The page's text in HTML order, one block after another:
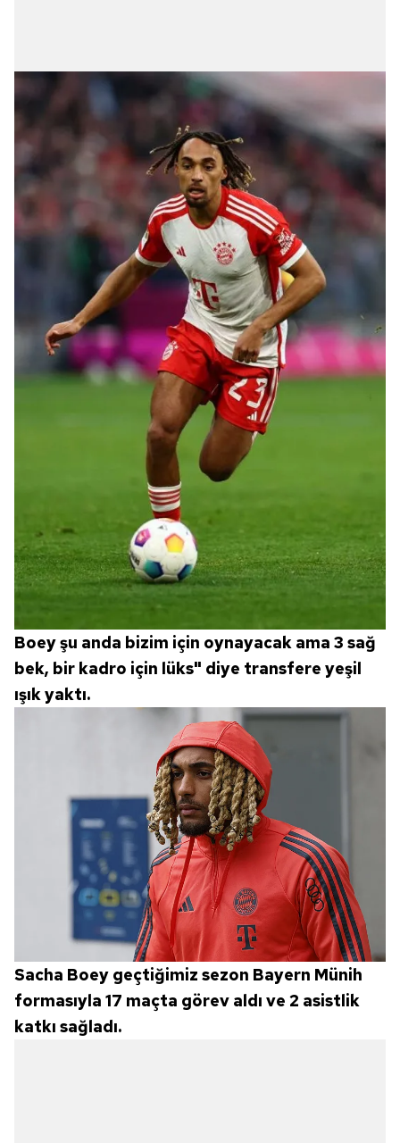
almak için lütfen
Boey şu anda bizim için oynayacak ama 3 sağ
bek, bir kadro için lüks" diye transfere yeşil
ışık yaktı.
Sacha Boey geçtiğimiz sezon Bayern Münih
formasıyla 17 maçta görev aldı ve 2 asistlik
katkı sağladı.